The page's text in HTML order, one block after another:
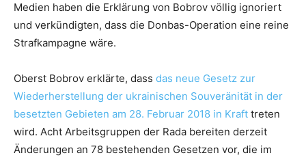
Medien haben die Erklärung von Bobrov völlig ignoriert
und verkündigten, dass die Donbas-Operation eine reine
Strafkampagne wäre.
Oberst Bobrov erklärte, dass das neue Gesetz zur
Wiederherstellung der ukrainischen Souveränität in der
besetzten Gebieten am 28. Februar 2018 in Kraft treten
wird. Acht Arbeitsgruppen der Rada bereiten derzeit
Änderungen an 78 bestehenden Gesetzen vor, die im